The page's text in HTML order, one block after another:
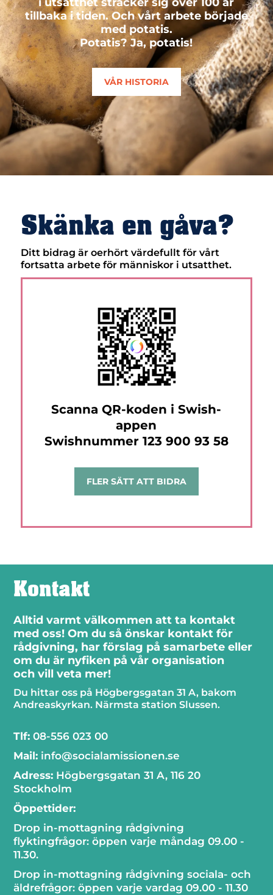
tillbaka i tiden. Och vårt arbete började
med potatis.
Potatis? Ja, potatis!
VÅR HISTORIA
Skänka en gåva?
Ditt bidrag är oerhört värdefullt för vårt
fortsatta arbete för människor i utsatthet.
Scanna QR-koden i Swish-
appen
Swishnummer 123 900 93 58
FLER SÄTT ATT BIDRA
Kontakt
Alltid varmt välkommen att ta kontakt
med oss! Om du så önskar kontakt för
rådgivning, har förslag på samarbete eller
om du är nyfiken på vår organisation
och vill veta mer!
Du hittar oss på Högbergsgatan 31 A, bakom
Andreaskyrkan. Närmsta station Slussen.
Tlf:08-556 023 00
Mail: info@socialamissionen.se
Adress: Högbergsgatan 31 A, 116 20
Stockholm
Öppettider:
Drop in-mottagning rådgivning
flyktingfrågor: öppen varje måndag 09.00 -
11.30.
Drop in-mottagning rådgivning sociala- och
äldrefrågor: öppen varje vardag 09.00 - 11.30